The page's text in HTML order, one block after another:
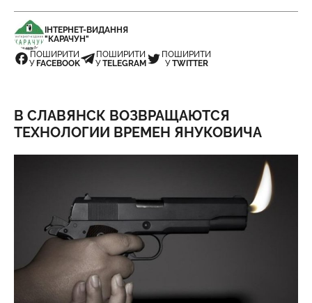
ІНТЕРНЕТ-ВИДАННЯ
"КАРАЧУН"
ПОШИРИТИ
У FACEBOOK
ПОШИРИТИ
УTELEGRAM
ПОШИРИТИ
УTWITTER
В СЛАВЯНСК ВОЗВРАЩАЮТСЯ
ТЕХНОЛОГИИ ВРЕМЕН ЯНУКОВИЧА